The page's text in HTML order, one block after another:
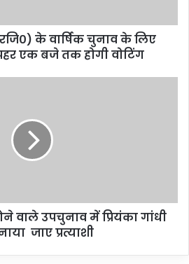
के वार्षिक चुनाव के लिए
एक बजे तक होगी वोटिंग
वाले उपचुनाव में प्रियंका गांधी
जाए प्रत्याशी